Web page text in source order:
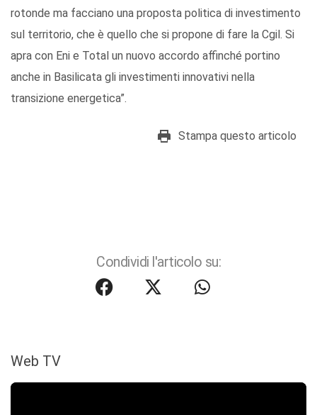
rotonde ma facciano una proposta politica di investimento
sul territorio, che è quello che si propone di fare la Cgil. Si
apra con Eni e Total un nuovo accordo affinché portino
anche in Basilicata gli investimenti innovativi nella
transizione energetica”.
Stampa questo articolo
Condividi l'articolo su:
Web TV